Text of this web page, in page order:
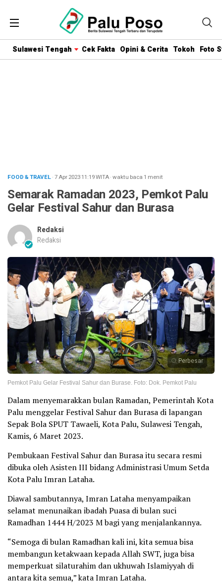
Sulawesi Tengah Cek Fakta Opini & Cerita Tokoh Foto
FOOD & TRAVEL· 7 Apr 202311:19WITA·waktu baca 1 menit
Semarak Ramadan 2023, Pemkot Palu
Gelar Festival Sahur dan Burasa
Redaksi
Redaksi
Perbesar
Pemkot Palu Gelar Festival Sahur dan Burase. Foto: Dok. Pemkot Palu
Dalam menyemarakkan bulan Ramadan, Pemerintah Kota
Palu menggelar Festival Sahur dan Burasa di lapangan
Sepak Bola SPUT Tawaeli, Kota Palu, Sulawesi Tengah,
Kamis, 6 Maret 2023.
Pembukaan Festival Sahur dan Burasa itu secara resmi
dibuka oleh Asisten III bidang Administrasi Umum Setda
Kota Palu Imran Lataha.
Diawal sambutannya, Imran Lataha menyampaikan
selamat menunaikan ibadah Puasa di bulan suci
Ramadhan 1444 H/2023 M bagi yang menjalankannya.
“Semoga di bulan Ramadhan kali ini, kita semua bisa
membangun ketakwaan kepada Allah SWT, juga bisa
memperkuat silaturahim dan ukhuwah Islamiyyah di
antara kita semua,” kata Imran Lataha.